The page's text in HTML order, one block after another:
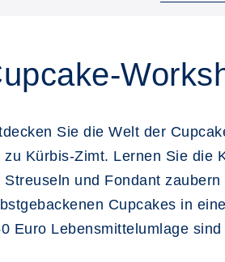
Sie die Welt der
zu Kürbis-Zimt. Lernen Sie die
Streuseln und Fondant
Cupcakes in
Euro Lebensmittelumlage